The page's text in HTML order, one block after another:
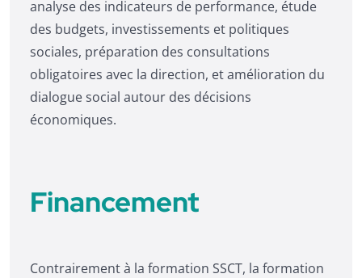
analyse des indicateurs de performance, étude
des budgets, investissements et politiques
sociales, préparation des consultations
obligatoires avec la direction, et amélioration du
dialogue social autour des décisions
économiques.
Financement
Contrairement à la formation SSCT, la formation